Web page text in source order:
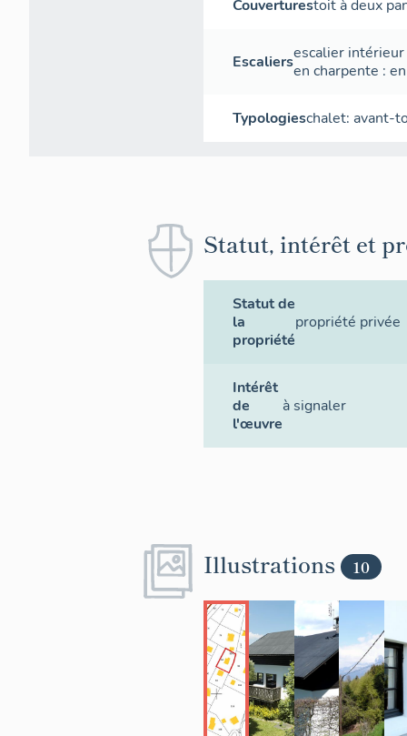
Couverturestoit à deux
Escaliersescalier intérieur
en charpente :
Typologieschalet: avant-
Statut, intérêt et
Statut de
la
propriété
propriété privée
Intérêt
de
l'œuvre
à signaler
Illustrations 10